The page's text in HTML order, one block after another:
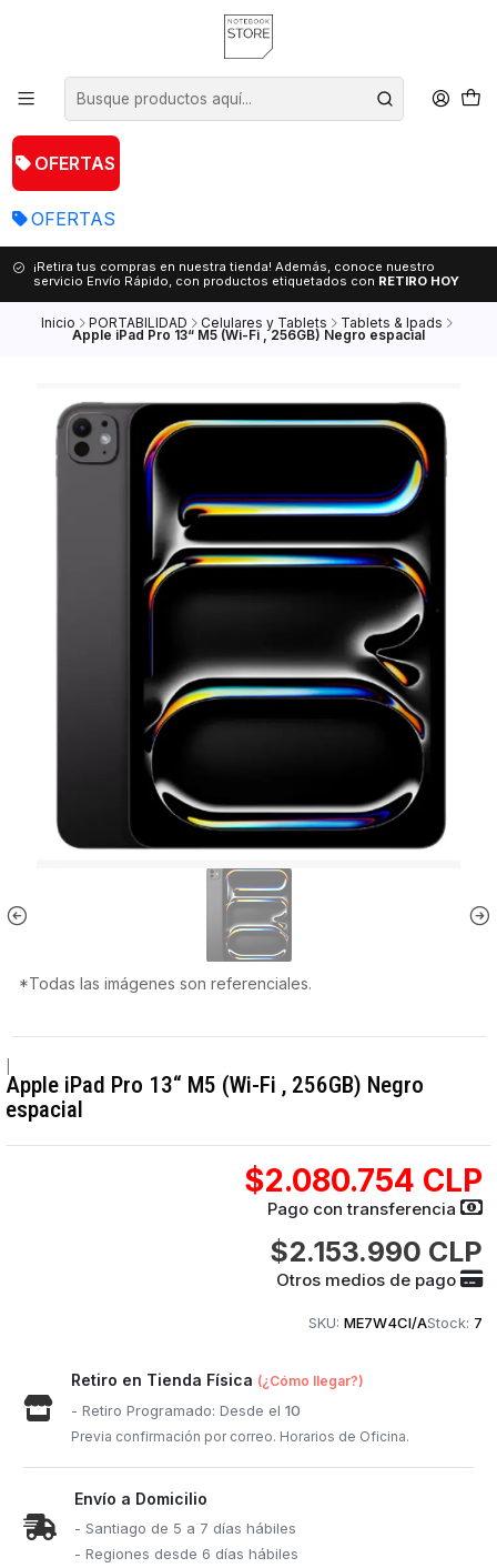
OFERTAS
OFERTAS
¡Retira tus compras en nuestra tienda! Además, conoce nuestro
servicio Envío Rápido, con productos etiquetados con RETIRO HOY
Inicio PORTABILIDAD Celulares y Tablets Tablets & Ipads
Apple iPad Pro 13“ M5 (Wi-Fi , 256GB) Negro espacial
*Todas las imágenes son referenciales.
Apple iPad Pro 13“ M5 (Wi-Fi , 256GB) Negro
espacial
$2.080.754 CLP
Pago con transferencia
$2.153.990 CLP
Otros medios de pago
SKU: ME7W4CI/AStock: 7
Retiro en Tienda Física (¿Cómo llegar?)
- Retiro Programado: Desde el10
Previa confirmación por correo. Horarios de Oficina.
Envío a Domicilio
- Santiago de 5 a 7 días hábiles
- Regiones desde 6 días hábiles